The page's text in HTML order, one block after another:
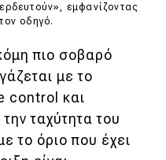
εμφανίζοντας
οδηγό.
πιο σοβαρό
με το
control και
ταχύτητα του
το όριο που έχει